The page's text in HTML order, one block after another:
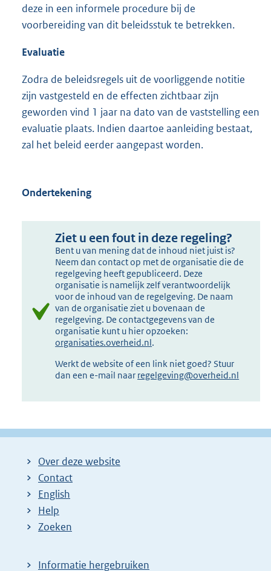
deze in een informele procedure bij de
voorbereiding van dit beleidsstuk te betrekken.
Evaluatie
Zodra de beleidsregels uit de voorliggende notitie
zijn vastgesteld en de effecten zichtbaar zijn
geworden vind 1 jaar na dato van de vaststelling een
evaluatie plaats. Indien daartoe aanleiding bestaat,
zal het beleid eerder aangepast worden.
Ondertekening
Ziet u een fout in deze regeling?
Bent u van mening dat de inhoud niet juist is?
Neem dan contact op met de organisatie die de
regelgeving heeft gepubliceerd. Deze
organisatie is namelijk zelf verantwoordelijk
voor de inhoud van de regelgeving. De naam
van de organisatie ziet u bovenaan de
regelgeving. De contactgegevens van de
organisatie kunt u hier opzoeken:
organisaties.overheid.nl.
Werkt de website of een link niet goed? Stuur
dan een e-mail naar regelgeving@overheid.nl
Over deze website
Contact
English
Help
Zoeken
Informatie hergebruiken